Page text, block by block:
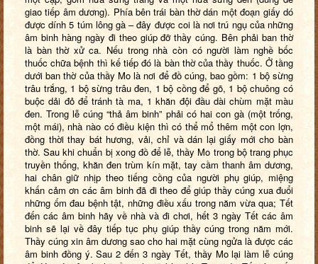
giao tiếp âm dương). Phía bên trái bàn thờ dán một đoạn giấy dó
được dính 5 túm lông gà – đây được coi là nơi trú ngụ của những
âm binh hàng ngày đi theo giúp đỡ thầy cúng. Bên phải ban thờ
là bàn thờ xử ca. Nếu trong nhà còn có người làm nghề bốc
thuốc chữa bệnh thì kế tiếp đó là bàn thờ của thầy thuốc. Ở tầng
dưới ban thờ của thầy Mo là nơi để đồ cúng, bao gồm: 1 bộ sừng
trâu trắng, 1 bộ sừng trâu đen, 1 bộ cồng để gõ, 1 bộ chuông có
buộc dải đỏ để tránh tà ma, 1 khăn đội đầu dài chùm mặt màu
đen. Trong lễ cúng “thả âm binh” phải có hai con gà (một trống,
một mái), nhà nào có điều kiện thì có thể mổ thêm một con lợn,
đồng thời thay bát hương, vải, chỉ và dán lại giấy mới cho bàn
thờ. Sau khi chuẩn bị xong đồ để lễ, thầy Mo trong bộ trang phục
truyền thống, khăn đen trùm kín mặt, tay cầm thanh âm dương,
hai chân giữ nhịp theo tiếng cồng của người phụ giúp, miệng
khấn cảm ơn các âm binh đã đi theo để giúp thầy cúng xua đuổi
những ốm đau bệnh tật, những điều xấu trong năm vừa qua; Tết
đến các âm binh hãy về nhà và đi chơi, hết 3 ngày Tết các âm
binh sẽ lại về đây tiếp tục phụ giúp thầy cúng trong năm mới.
Thầy cúng xin âm dương sao cho hai mặt cùng ngửa là được các
âm binh đồng ý. Sau 2 đến 3 ngày Tết, thầy Mo lại làm lễ cúng